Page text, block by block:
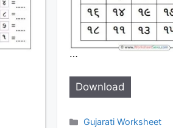
…
Download
Categories
Gujarati Worksheet